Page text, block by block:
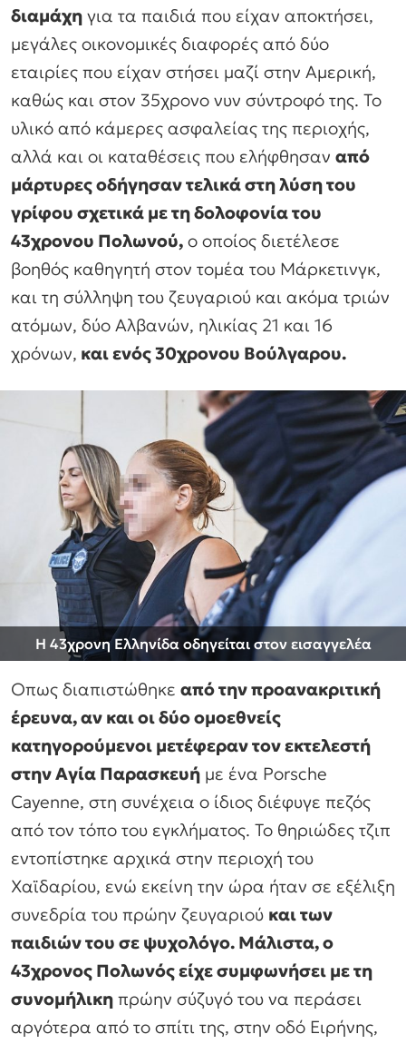
διαμάχη για τα παιδιά που είχαν αποκτήσει,
μεγάλες οικονομικές διαφορές από δύο
εταιρίες που είχαν στήσει μαζί στην Αμερική,
καθώς και στον 35χρονο νυν σύντροφό της. Το
υλικό από κάμερες ασφαλείας της περιοχής,
αλλά και οι καταθέσεις που ελήφθησαν από
μάρτυρες οδήγησαν τελικά στη λύση του
γρίφου σχετικά με τη δολοφονία του
43χρονου Πολωνού, ο οποίος διετέλεσε
βοηθός καθηγητή στον τομέα του Μάρκετινγκ,
και τη σύλληψη του ζευγαριού και ακόμα τριών
ατόμων, δύο Αλβανών, ηλικίας 21 και 16
χρόνων, και ενός 30χρονου Βούλγαρου.
Η 43χρονη Ελληνίδα οδηγείται στον εισαγγελέα
Οπως διαπιστώθηκε από την προανακριτική
έρευνα, αν και οι δύο ομοεθνείς
κατηγορούμενοι μετέφεραν τον εκτελεστή
στην Αγία Παρασκευή με ένα Porsche
Cayenne, στη συνέχεια ο ίδιος διέφυγε πεζός
από τον τόπο του εγκλήματος. Το θηριώδες τζιπ
εντοπίστηκε αρχικά στην περιοχή του
Χαϊδαρίου, ενώ εκείνη την ώρα ήταν σε εξέλιξη
συνεδρία του πρώην ζευγαριού και των
παιδιών του σε ψυχολόγο. Μάλιστα, ο
43χρονος Πολωνός είχε συμφωνήσει με τη
συνομήλικη πρώην σύζυγό του να περάσει
αργότερα από το σπίτι της, στην οδό Ειρήνης,